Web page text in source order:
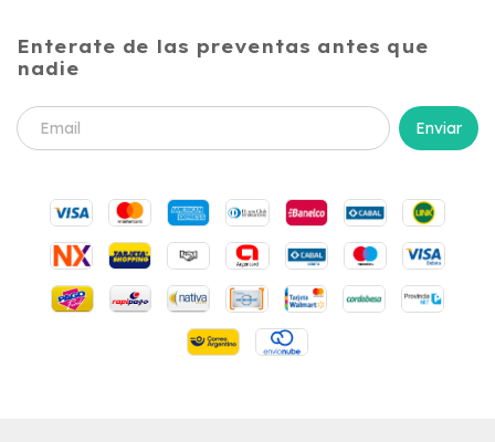
Enterate de las preventas antes que
nadie